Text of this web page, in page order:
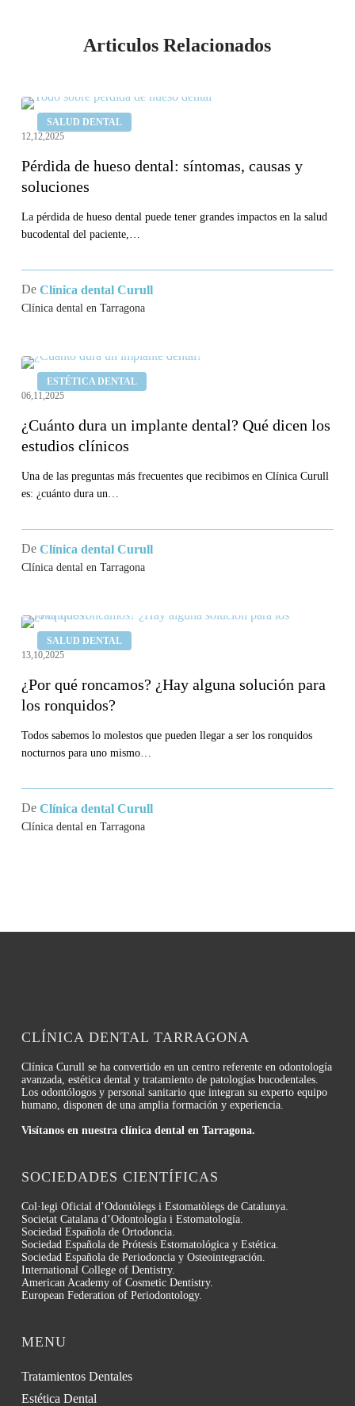
Articulos Relacionados
SALUD DENTAL
Pérdida
dental:
síntomas,
causas
y
12,12,2025
Pérdida de hueso dental: síntomas, causas y
soluciones
La pérdida de hueso dental puede tener grandes impactos en la salud
bucodental del paciente,…
De Clínica dental Curull
Clínica dental en Tarragona
ESTÉTICA DENTAL
¿Cuánto
dura
implante
dental?
Qué
dicen
estudios
clínicos
06,11,2025
¿Cuánto dura un implante dental? Qué dicen los
estudios clínicos
Una de las preguntas más frecuentes que recibimos en Clínica Curull
es: ¿cuánto dura un…
De Clínica dental Curull
Clínica dental en Tarragona
SALUD DENTAL
¿Por
qué
¿Hay
alguna
solución
para
ronquidos?
13,10,2025
¿Por qué roncamos? ¿Hay alguna solución para
los ronquidos?
Todos sabemos lo molestos que pueden llegar a ser los ronquidos
nocturnos para uno mismo…
De Clínica dental Curull
Clínica dental en Tarragona
CLÍNICA DENTAL TARRAGONA
Clínica Curull se ha convertido en un centro referente en odontología
avanzada, estética dental y tratamiento de patologías bucodentales.
Los odontólogos y personal sanitario que integran su experto equipo
humano, disponen de una amplia formación y experiencia.
Visítanos en nuestra clínica dental en Tarragona.
SOCIEDADES CIENTÍFICAS
Col·legi Oficial d’Odontòlegs i Estomatòlegs de Catalunya.
Societat Catalana d’Odontología i Estomatología.
Sociedad Española de Ortodoncia.
Sociedad Española de Prótesis Estomatológica y Estética.
Sociedad Española de Periodoncia y Osteointegración.
International College of Dentistry.
American Academy of Cosmetic Dentistry.
European Federation of Periodontology.
MENU
Tratamientos Dentales
Estética Dental